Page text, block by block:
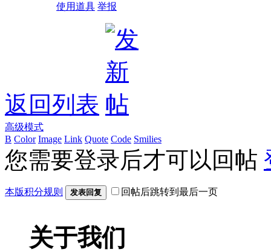
使用道具 举报
返回列表
高级模式
B Color Image Link Quote Code Smilies
您需要登录后才可以回帖
本版积分规则 发表回复 回帖后跳转到最后一页
关于我们